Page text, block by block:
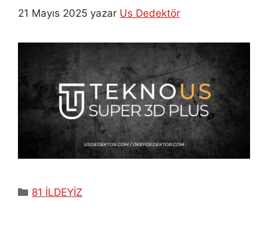
21 Mayıs 2025 yazar Us Dedektör
Kategoriler
81 İLDEYİZ